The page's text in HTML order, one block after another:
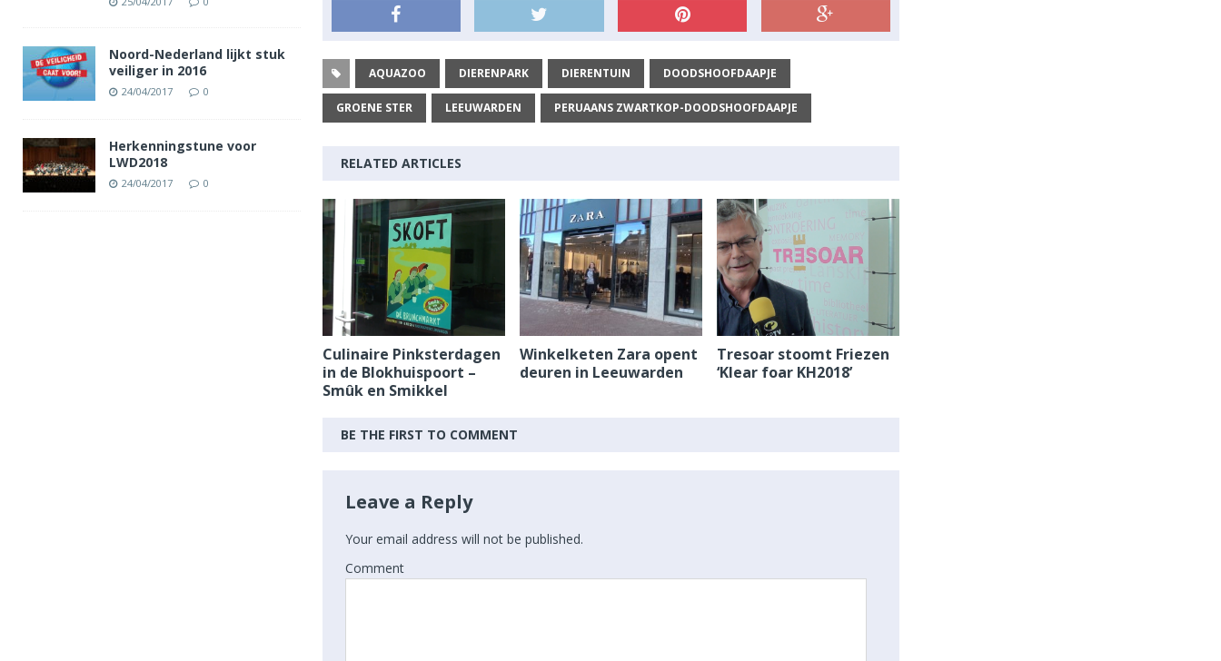
AQUAZOO DIERENPARK DIERENTUIN DOODSHOOFDAAPJE
GROENE STER LEEUWARDEN PERUAANS ZWARTKOP-DOODSHOOFDAAPJE
RELATED ARTICLES
Culinaire Pinksterdagen
in de Blokhuispoort –
Smûk en Smikkel
Winkelketen Zara opent
deuren in Leeuwarden
Tresoar stoomt Friezen
‘Klear foar KH2018’
BE THE FIRST TO COMMENT
Leave a Reply
Your email address will not be published.
Comment
Noord-Nederland lijkt stuk
veiliger in 2016
24/04/2017 0
Herkenningstune voor
LWD2018
24/04/2017 0